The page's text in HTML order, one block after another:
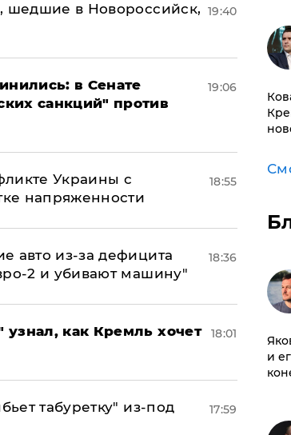
шедшие в Новороссийск, 19:40
в Сенате
санкций" против
19:06
Украины с
напряженности
18:55
авто из-за дефицита
2 и убивают машину"
18:36
как Кремль хочет
18:01
табуретку" из-под
17:59
и